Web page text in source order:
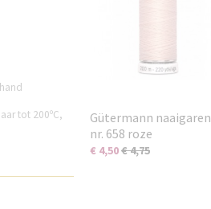
tot 200ºC,
Gütermann naaigaren
nr. 658 roze
€ 4,50€ 4,75